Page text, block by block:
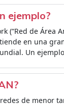
ejemplo?
(“Red de Área
en una
Un
de menor